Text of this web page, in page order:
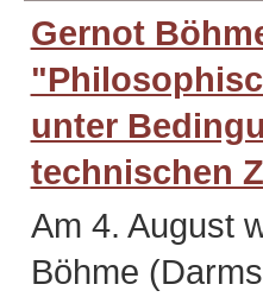
Gernot
unter
technischen
Am 4. August
Böhme